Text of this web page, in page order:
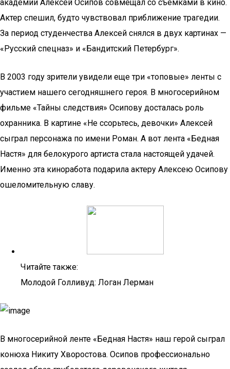
академии Алексей Осипов совмещал со съемками в кино.
Актер спешил, будто чувствовал приближение трагедии.
За период студенчества Алексей снялся в двух картинах —
«Русский спецназ» и «Бандитский Петербург».
В 2003 году зрители увидели еще три «топовые» ленты с
участием нашего сегодняшнего героя. В многосерийном
фильме «Тайны следствия» Осипову досталась роль
охранника. В картине «Не ссорьтесь, девочки» Алексей
сыграл персонажа по имени Роман. А вот лента «Бедная
Настя» для белокурого артиста стала настоящей удачей.
Именно эта киноработа подарила актеру Алексею Осипову
ошеломительную славу.
Читайте также:
Молодой Голливуд: Логан Лерман
В многосерийной ленте «Бедная Настя» наш герой сыграл
конюха Никиту Хворостова. Осипов профессионально